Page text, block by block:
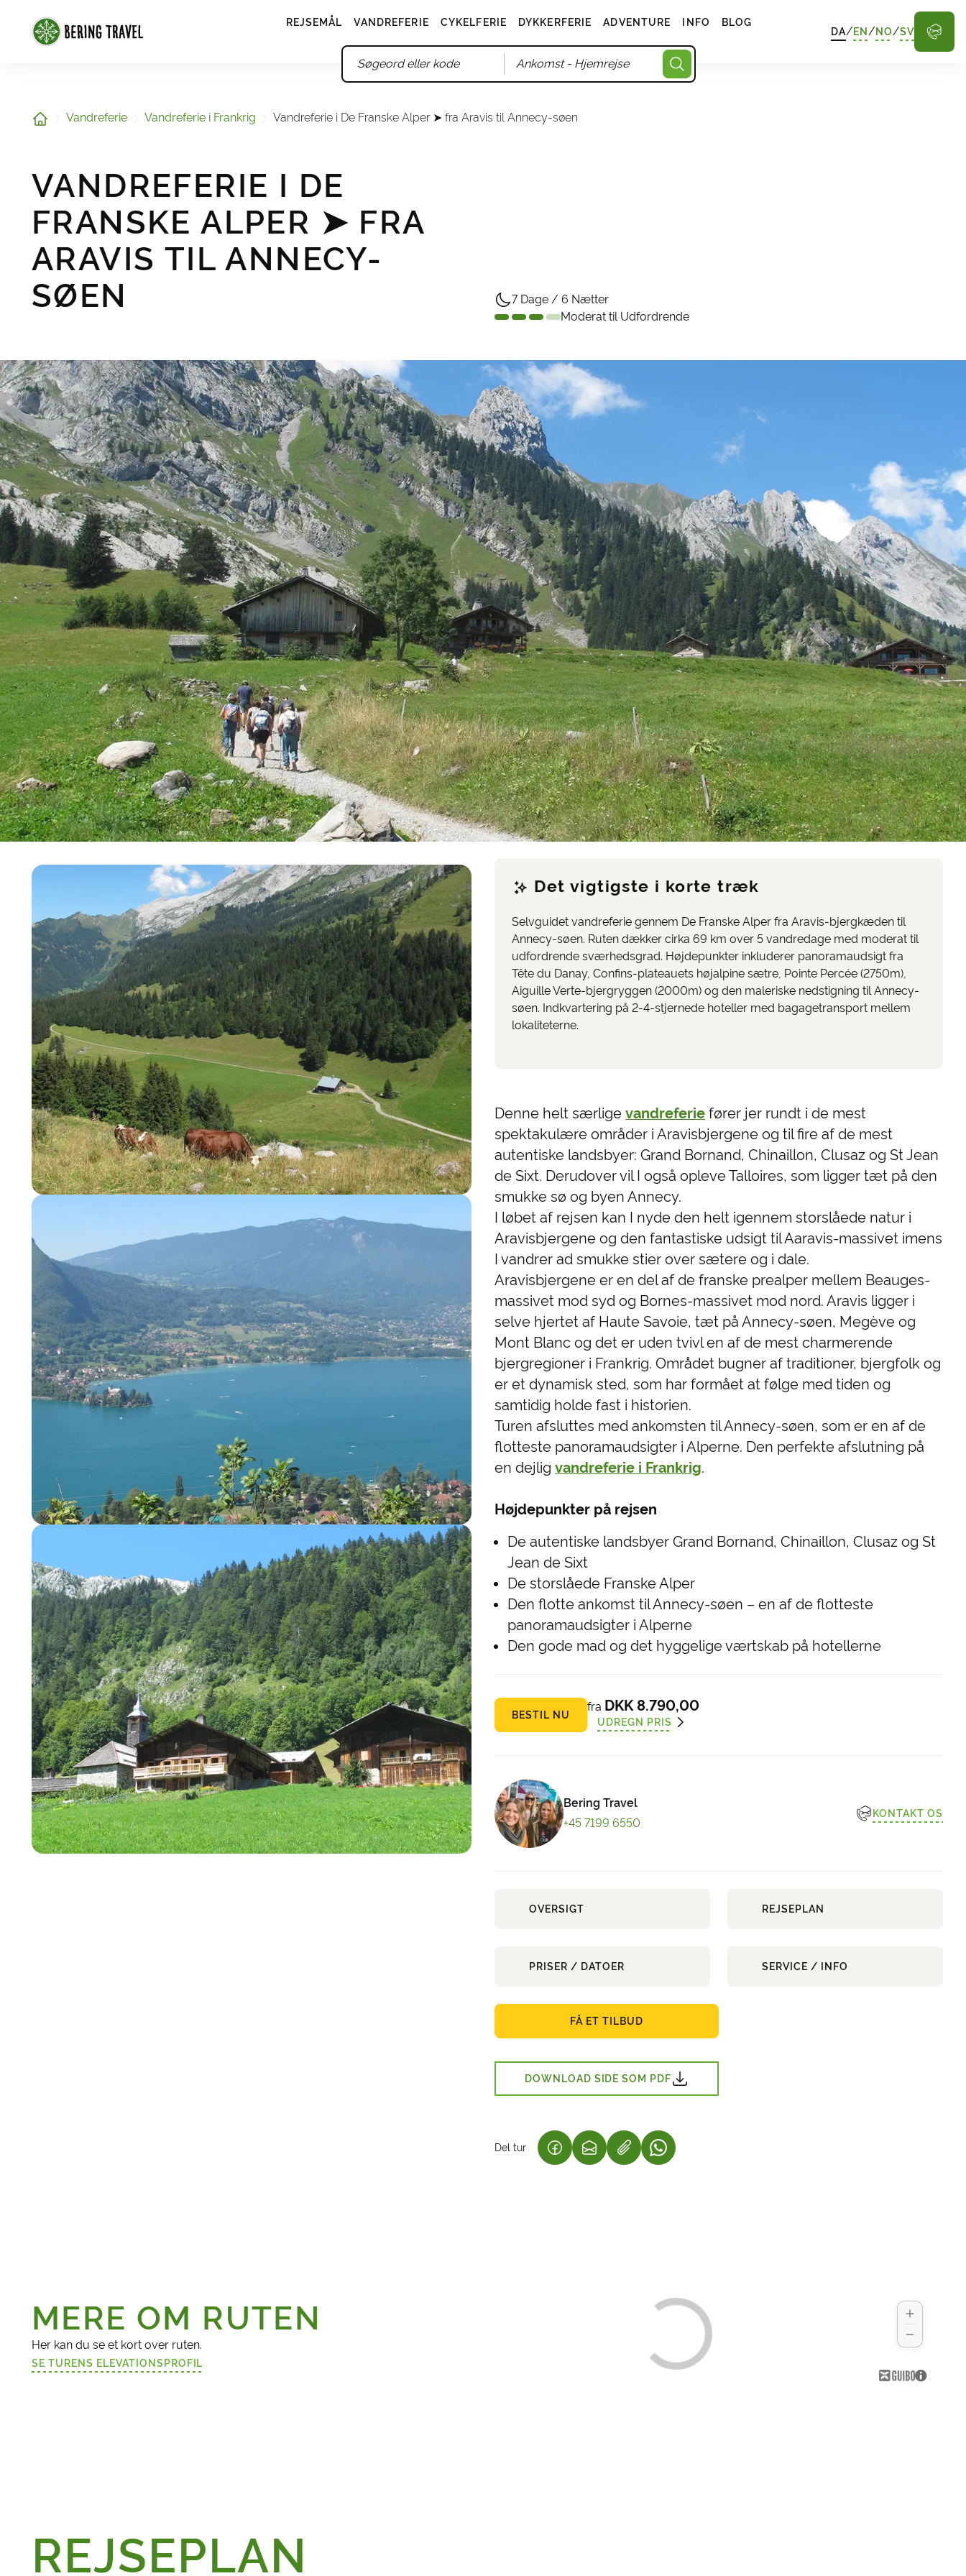
REJSEMÅL VANDREFERIE CYKELFERIE DYKKERFERIE ADVENTURE INFO BLOG
Ankomst- Hjemrejse
DA/EN /NO/SV
Hjem Vandreferie Vandreferie i Frankrig Vandreferie i De Franske Alper ➤ fra Aravis til Annecy-søen
VANDREFERIE I DE
FRANSKE ALPER ➤ FRA
ARAVIS TIL ANNECY-
SØEN
7 Dage / 6 Nætter
Moderat til Udfordrende
Det vigtigste i korte træk
Selvguidet vandreferie gennem De Franske Alper fra Aravis-bjergkæden til
Annecy-søen. Ruten dækker cirka 69 km over 5 vandredage med moderat til
udfordrende sværhedsgrad. Højdepunkter inkluderer panoramaudsigt fra
Tête du Danay, Confins-plateauets højalpine sætre, Pointe Percée (2750m),
Aiguille Verte-bjergryggen (2000m) og den maleriske nedstigning til Annecy-
søen. Indkvartering på 2-4-stjernede hoteller med bagagetransport mellem
lokaliteterne.
Denne helt særlige vandreferie fører jer rundt i de mest
spektakulære områder i Aravisbjergene og til fire af de mest
autentiske landsbyer: Grand Bornand, Chinaillon, Clusaz og St Jean
de Sixt. Derudover vil I også opleve Talloires, som ligger tæt på den
smukke sø og byen Annecy.
I løbet af rejsen kan I nyde den helt igennem storslåede natur i
Aravisbjergene og den fantastiske udsigt til Aaravis-massivet imens
I vandrer ad smukke stier over sætere og i dale.
Aravisbjergene er en del af de franske prealper mellem Beauges-
massivet mod syd og Bornes-massivet mod nord. Aravis ligger i
selve hjertet af Haute Savoie, tæt på Annecy-søen, Megève og
Mont Blanc og det er uden tvivl en af de mest charmerende
bjergregioner i Frankrig. Området bugner af traditioner, bjergfolk og
er et dynamisk sted, som har formået at følge med tiden og
samtidig holde fast i historien.
Turen afsluttes med ankomsten til Annecy-søen, som er en af de
flotteste panoramaudsigter i Alperne. Den perfekte afslutning på
en dejlig vandreferie i Frankrig.
Højdepunkter på rejsen
De autentiske landsbyer Grand Bornand, Chinaillon, Clusaz og St
Jean de Sixt
De storslåede Franske Alper
Den flotte ankomst til Annecy-søen – en af de flotteste
panoramaudsigter i Alperne
Den gode mad og det hyggelige værtskab på hotellerne
BESTIL NU
fra DKK 8.790,00
UDREGN PRIS
Bering Travel
+45 7199 6550
KONTAKT OS
FÅ ET TILBUD
DOWNLOAD SIDE SOM PDF
Del tur (LINK ÅBNER I NY FANE)
(LINK ÅBNER I NY FANE)(LINK ÅBNER I NY FANE)
OVERSIGT REJSEPLAN
PRISER / DATOER SERVICE / INFO
MERE OM RUTEN
Her kan du se et kort over ruten.
SE TURENS ELEVATIONSPROFIL
REJSEPLAN